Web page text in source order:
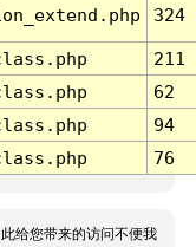
324
211
62
94
76
给您带来的访问不便我